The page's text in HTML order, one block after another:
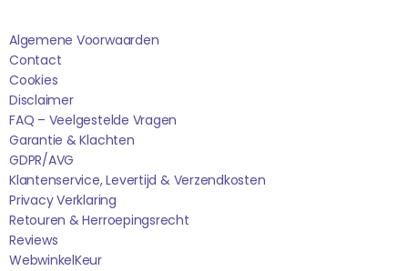
Algemene Voorwaarden
Contact
Cookies
Disclaimer
FAQ – Veelgestelde Vragen
Garantie & Klachten
GDPR/AVG
Klantenservice, Levertijd & Verzendkosten
Privacy Verklaring
Retouren & Herroepingsrecht
Reviews
WebwinkelKEur